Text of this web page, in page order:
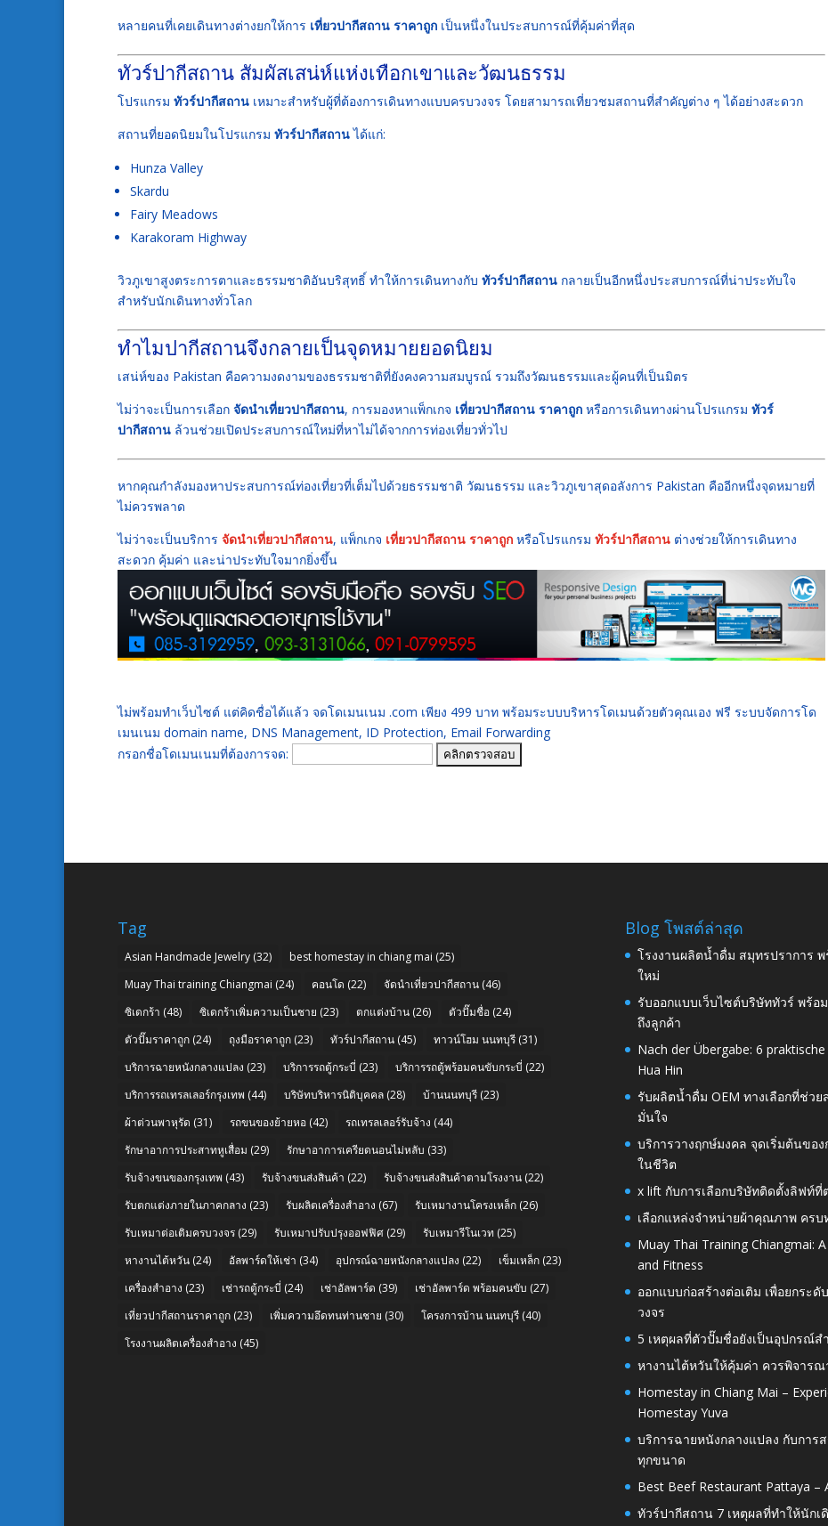
หลายคนที่เคยเดินทางต่างยกให้การ เที่ยวปากีสถาน ราคาถูก เป็นหนึ่งในประสบการณ์ที่คุ้มค่าที่สุด
ทัวร์ปากีสถาน สัมผัสเสน่ห์แห่งเทือกเขาและวัฒนธรรม
โปรแกรม ทัวร์ปากีสถาน เหมาะสำหรับผู้ที่ต้องการเดินทางแบบครบวงจร โดยสามารถเที่ยวชมสถานที่สำคัญต่าง ๆ ได้อย่างสะดวก
สถานที่ยอดนิยมในโปรแกรม ทัวร์ปากีสถานได้แก่:
Hunza Valley
Skardu
Fairy Meadows
Karakoram Highway
วิวภูเขาสูงตระการตาและธรรมชาติอันบริสุทธิ์ ทำให้การเดินทางกับ ทัวร์ปากีสถาน กลายเป็นอีกหนึ่งประสบการณ์ที่น่าประทับใจ
สำหรับนักเดินทางทั่วโลก
ทำไมปากีสถานจึงกลายเป็นจุดหมายยอดนิยม
เสน่ห์ของ Pakistan คือความงดงามของธรรมชาติที่ยังคงความสมบูรณ์ รวมถึงวัฒนธรรมและผู้คนที่เป็นมิตร
ไม่ว่าจะเป็นการเลือก จัดนำเที่ยวปากีสถาน, การมองหาแพ็กเกจ เที่ยวปากีสถาน ราคาถูก หรือการเดินทางผ่านโปรแกรม ทัวร์
ปากีสถาน ล้วนช่วยเปิดประสบการณ์ใหม่ที่หาไม่ได้จากการท่องเที่ยวทั่วไป
หากคุณกำลังมองหาประสบการณ์ท่องเที่ยวที่เต็มไปด้วยธรรมชาติ วัฒนธรรม และวิวภูเขาสุดอลังการ Pakistan คืออีกหนึ่งจุดหมายที่
ไม่ควรพลาด
ไม่ว่าจะเป็นบริการ จัดนำเที่ยวปากีสถาน, แพ็กเกจ เที่ยวปากีสถาน ราคาถูก หรือโปรแกรม ทัวร์ปากีสถาน ต่างช่วยให้การเดินทาง
สะดวก คุ้มค่า และน่าประทับใจมากยิ่งขึ้น
ไม่พร้อมทำเว็บไซต์ แต่คิดชื่อได้แล้ว จดโดเมนเนม .com เพียง 499 บาท พร้อมระบบบริหารโดเมนด้วยตัวคุณเอง ฟรี ระบบจัดการโด
เมนเนม domain name, DNS Management, ID Protection, Email Forwarding
กรอกชื่อโดเมนเนมที่ต้องการจด:
Tag
Asian Handmade Jewelry (32) best homestay in chiang mai (25)
Muay Thai training Chiangmai (24) คอนโด (22) จัดนำเที่ยวปากีสถาน (46)
ซิเดกร้า (48) ซิเดกร้าเพิ่มความเป็นชาย (23) ตกแต่งบ้าน (26) ตัวปั๊มชื่อ (24)
ตัวปั๊มราคาถูก (24) ถุงมือราคาถูก (23) ทัวร์ปากีสถาน (45) ทาวน์โฮม นนทบุรี (31)
บริการฉายหนังกลางแปลง (23) บริการรถตู้กระบี่ (23) บริการรถตู้พร้อมคนขับกระบี่ (22)
บริการรถเทรลเลอร์กรุงเทพ (44) บริษัทบริหารนิติบุคคล (28) บ้านนนทบุรี (23)
ผ้าต่วนพาหุรัด (31) รถขนของย้ายหอ (42) รถเทรลเลอร์รับจ้าง (44)
รักษาอาการประสาทหูเสื่อม (29) รักษาอาการเครียดนอนไม่หลับ (33)
รับจ้างขนของกรุงเทพ (43) รับจ้างขนส่งสินค้า (22) รับจ้างขนส่งสินค้าตามโรงงาน (22)
รับตกแต่งภายในภาคกลาง (23) รับผลิตเครื่องสำอาง (67) รับเหมางานโครงเหล็ก (26)
รับเหมาต่อเติมครบวงจร (29) รับเหมาปรับปรุงออฟฟิศ (29) รับเหมารีโนเวท (25)
หางานไต้หวัน (24) อัลพาร์ดให้เช่า (34) อุปกรณ์ฉายหนังกลางแปลง (22) เข็มเหล็ก (23)
เครื่องสำอาง (23) เช่ารถตู้กระบี่ (24) เช่าอัลพาร์ด (39) เช่าอัลพาร์ด พร้อมคนขับ (27)
เที่ยวปากีสถานราคาถูก (23) เพิ่มความอึดทนท่านชาย (30) โครงการบ้าน นนทบุรี (40)
โรงงานผลิตเครื่องสำอาง (45)
Blog โพสต์ล่าสุด
โรงงานผลิตน้ำดื่ม สมุทรปราการ
ใหม่
รับออกแบบเว็บไซต์บริษัททัวร์ พร้อม
ถึงลูกค้า
Nach der Übergabe: 6
Hua Hin
รับผลิตน้ำดื่ม OEM ทางเลือกที่ช่ว
มั่นใจ
บริการวางฤกษ์มงคล จุดเริ่มต้นขอ
ในชีวิต
x lift กับการเลือกบริษัทติดตั้งลิฟท์ที่
เลือกแหล่งจำหน่ายผ้าคุณภาพ คร
Muay Thai Training Chiangmai:
and Fitness
ออกแบบก่อสร้างต่อเติม เพื่อยกระ
วงจร
5 เหตุผลที่ตัวปั๊มชื่อยังเป็นอุปกรณ์
หางานไต้หวันให้คุ้มค่า ควรพิจาร
Homestay in Chiang Mai –
Homestay Yuva
บริการฉายหนังกลางแปลง กับการ
ทุกขนาด
Best Beef Restaurant Pattaya
ทัวร์ปากีสถาน 7 เหตุผลที่ทำให้นักเ